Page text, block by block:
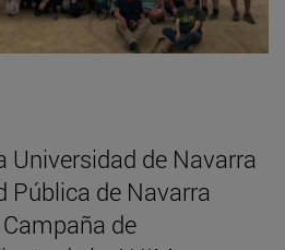
Universidad de Navarra
Pública de Navarra
de